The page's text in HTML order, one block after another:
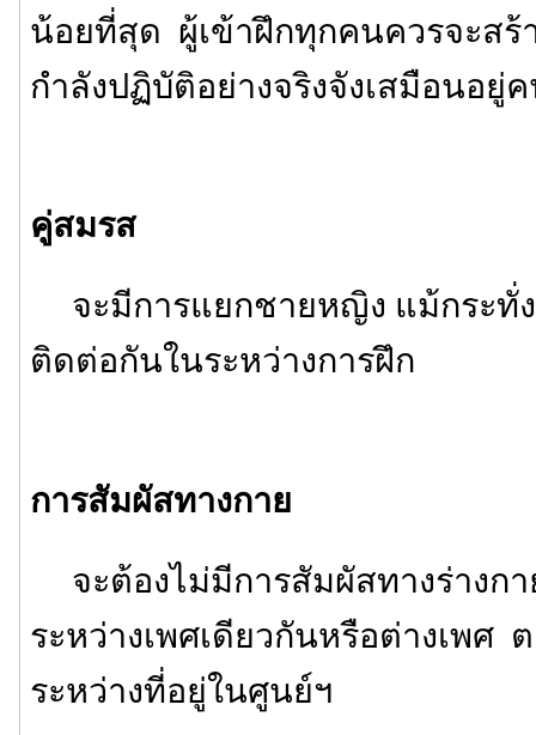
น้อยที่สุด ผู้เข้าฝึกทุกคนควรจะสร้
กำลังปฏิบัติอย่างจริงจังเสมือนอยู่
คู่สมรส
จะมีการแยกชายหญิง แม้กระทั่
ติดต่อกันในระหว่างการฝึก
การสัมผัสทางกาย
จะต้องไม่มีการสัมผัสทางร่างก
ระหว่างเพศเดียวกันหรือต่างเพศ
ระหว่างที่อยู่ในศูนย์ฯ